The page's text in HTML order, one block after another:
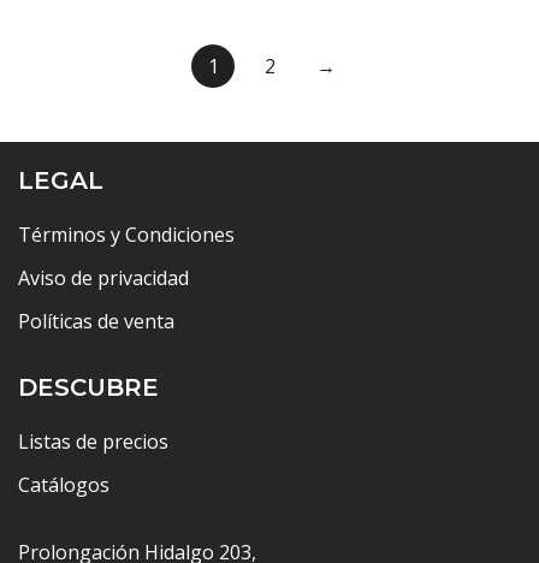
1 2 →
LEGAL
Términos y Condiciones
Aviso de privacidad
Políticas de venta
DESCUBRE
Listas de precios
Catálogos
Prolongación Hidalgo 203,